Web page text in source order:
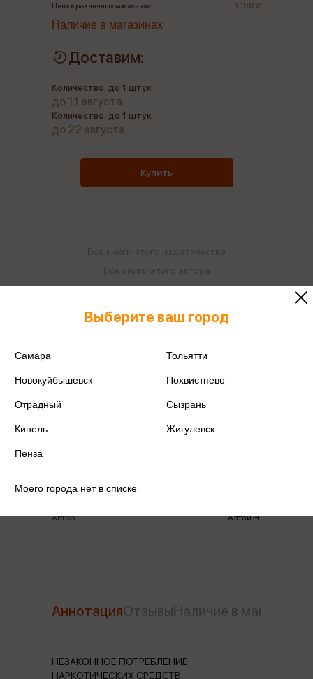
Количество страниц
Автор Алтай Н.
Цена в розничных магазинах: 1 198 ₽
Наличие в магазинах
Доставим:
Количество: до 1 штук
до 11 августа
Количество: до 1 штук
до 22 августа
Купить
Аннотация
НЕЗАКОННОЕ ПОТРЕБЛЕНИЕ
НАРКОТИЧЕСКИХ СРЕДСТВ,
Выберите ваш город
Самара Тольятти
Новокуйбышевск Похвистнево
Отрадный Сызрань
Кинель Жигулевск
Пенза
Моего города нет в списке